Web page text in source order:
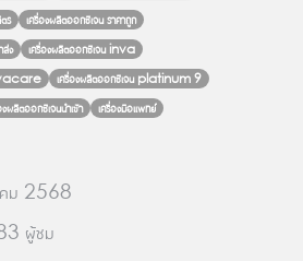
ร
เครื่องผลิตออกซิเจน ราคาถูก
ส่ง
เครื่องผลิตออกซิเจน inva
เครื่องผลิตออกซิเจน platinum 9
งผลิตออกซิเจนนำเข้า
เครื่องมือแพทย์
ม 2568
ผู้ชม